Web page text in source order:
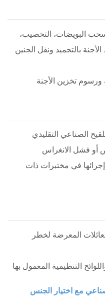
البويضات، التخصيب،
بالتجميد ونقل الجنين
الصناعي التقليدي
إجرائها في مختبرات ذات
المعرضة لخطر
مع اختيار الجنس